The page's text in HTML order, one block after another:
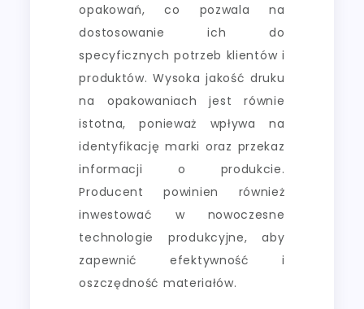
opakowań, co pozwala na
dostosowanie ich do
specyficznych potrzeb klientów i
produktów. Wysoka jakość druku
na opakowaniach jest równie
istotna, ponieważ wpływa na
identyfikację marki oraz przekaz
informacji o produkcie.
Producent powinien również
inwestować w nowoczesne
technologie produkcyjne, aby
zapewnić efektywność i
oszczędność materiałów.